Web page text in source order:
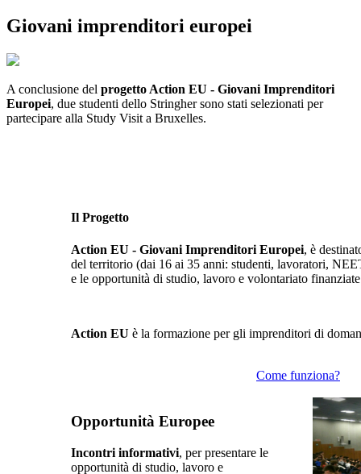
Giovani imprenditori europei
A conclusione del progetto Action EU - Giovani Imprenditori
Europei, due studenti dello Stringher sono stati selezionati per
partecipare alla Study Visit a Bruxelles.
Il Progetto
Action EU - Giovani Imprenditori Europei, è
del territorio (dai 16 ai 35 anni: studenti, lavoratori,
e le opportunità di studio, lavoro e volontariato
Action EU è la formazione per gli imprenditori di
Come funziona?
Opportunità Europee
Incontri informativi, per presentare le
opportunità di studio, lavoro e